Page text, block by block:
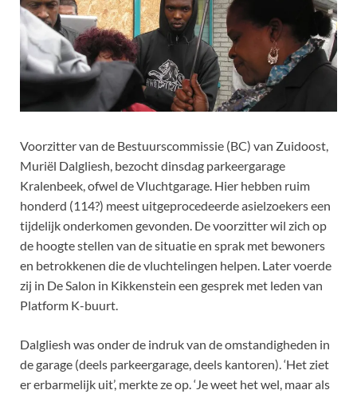
Voorzitter van de Bestuurscommissie (BC) van Zuidoost,
Muriël Dalgliesh, bezocht dinsdag parkeergarage
Kralenbeek, ofwel de Vluchtgarage. Hier hebben ruim
honderd (114?) meest uitgeprocedeerde asielzoekers een
tijdelijk onderkomen gevonden. De voorzitter wil zich op
de hoogte stellen van de situatie en sprak met bewoners
en betrokkenen die de vluchtelingen helpen. Later voerde
zij in De Salon in Kikkenstein een gesprek met leden van
Platform K-buurt.
Dalgliesh was onder de indruk van de omstandigheden in
de garage (deels parkeergarage, deels kantoren). ‘Het ziet
er erbarmelijk uit’, merkte ze op. ‘Je weet het wel, maar als